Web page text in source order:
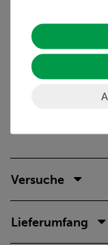
Anschluss:
PC-Steuerung
Für die
Versuche
Lieferumfang